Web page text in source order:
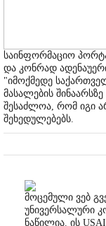
საინფორმაციო
და კონრად
"იმოქმედე
მასალების
შესაძლოა, რომ იგი
შეხედულებებს.
მოცემული ვებ
უნივერსალური
ნაწილია. ის